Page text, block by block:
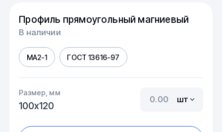
Профиль прямоугольный магниевый
В наличии
МА2-1 ГОСТ 13616-97
Размер, мм
100х120
шт